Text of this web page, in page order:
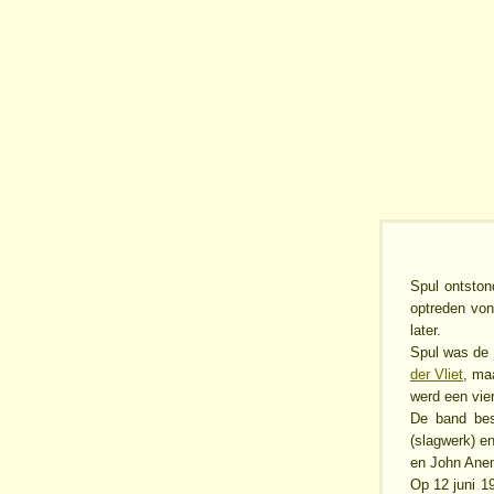
Spul
optreden
later.
Spul was de
der Vliet,
werd een
De band
(slagwerk)
en John
Op 12 juni